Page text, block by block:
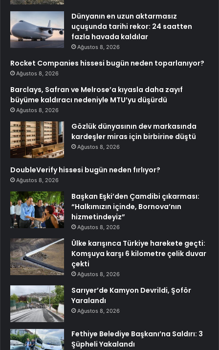
Dünyanın en uzun aktarmasız
uçuşunda tarihi rekor: 24 saatten
fazla havada kaldılar
Ağustos 8, 2026
Rocket Companies hissesi bugün neden toparlanıyor?
Ağustos 8, 2026
Barclays, Safran ve Melrose’a kıyasla daha zayıf
büyüme kaldıracı nedeniyle MTU’yu düşürdü
Ağustos 8, 2026
Gözlük dünyasının dev markasında
kardeşler miras için birbirine düştü
Ağustos 8, 2026
DoubleVerify hissesi bugün neden fırlıyor?
Ağustos 8, 2026
Başkan Eşki’den Çamdibi çıkarması:
“Halkımızın içinde, Bornova’nın
hizmetindeyiz”
Ağustos 8, 2026
Ülke karışınca Türkiye harekete geçti:
Komşuya karşı 6 kilometre çelik duvar
çekti
Ağustos 8, 2026
Sarıyer’de Kamyon Devrildi, Şoför
Yaralandı
Ağustos 8, 2026
Fethiye Belediye Başkanı’na Saldırı: 3
Şüpheli Yakalandı